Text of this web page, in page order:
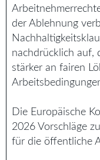
der Ablehnung
nachdrücklich auf,
stärker an fairen
Die Europäische
2026 Vorschläge
für die öffentliche